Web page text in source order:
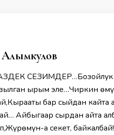
СЕЗИМДЕР…Бозойлук
ырым эле…Чиркин
бар сыйдан
Айбыгаар сырдан айта
а секет,